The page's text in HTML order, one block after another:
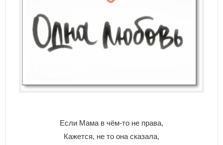
Если Мама в чём-то не права,
Кажется, не то она сказала,